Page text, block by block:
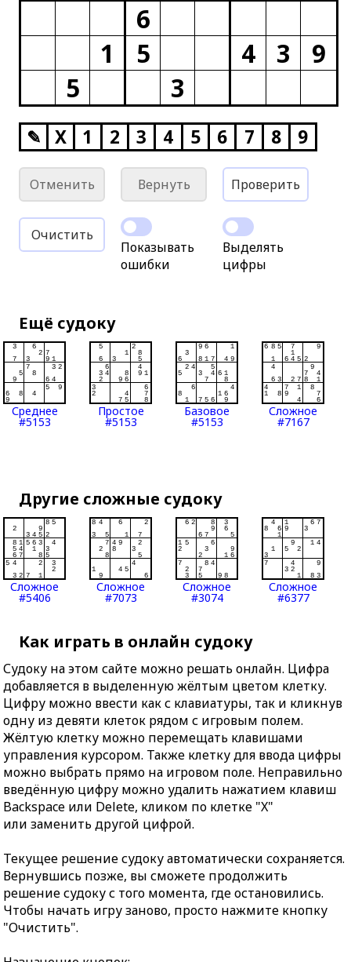
6
1
5 4 3
9
5
3
✎ X 1 2 3 4 5 6 7 8 9
Отменить Вернуть Проверить
Очистить
Показывать
ошибки
Выделять
цифры
Ещё судоку
Среднее
#5153
Простое
#5153
Базовое
#5153
Сложное
#7167
Другие сложные судоку
Сложное
#5406
Сложное
#7073
Сложное
#3074
Сложное
#6377
Как играть в онлайн судоку
Судоку на этом сайте можно решать онлайн. Цифра
добавляется в выделенную жёлтым цветом клетку.
Цифру можно ввести как с клавиатуры, так и кликнув
одну из девяти клеток рядом с игровым полем.
Жёлтую клетку можно перемещать клавишами
управления курсором. Также клетку для ввода цифры
можно выбрать прямо на игровом поле. Неправильно
введённую цифру можно удалить нажатием клавиш
Backspace или Delete, кликом по клетке "X"
или заменить другой цифрой.
Текущее решение судоку автоматически сохраняется.
Вернувшись позже, вы сможете продолжить
решение судоку с того момента, где остановились.
Чтобы начать игру заново, просто нажмите кнопку
"Очистить".